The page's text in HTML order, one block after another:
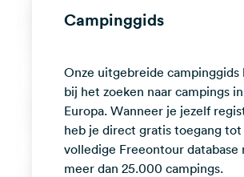
media
Facebook
Instagram
Campinggids
Onze uitgebreide campinggids
bij het zoeken naar campings
Europa. Wanneer je jezelf
heb je direct gratis toegang tot
volledige Freeontour database
meer dan 25.000 campings.